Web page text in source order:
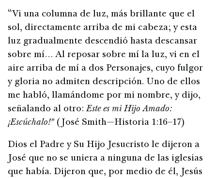
“Vi una columna de luz, más brillante que el
sol, directamente arriba de mi cabeza; y esta
luz gradualmente descendió hasta descansar
sobre mí… Al reposar sobre mí la luz, vi en el
aire arriba de mí a dos Personajes, cuyo fulgor
y gloria no admiten descripción. Uno de ellos
me habló, llamándome por mi nombre, y dijo,
señalando al otro:Este es mi Hijo Amado:
¡Escúchalo!”(José Smith—Historia 1:16–17)
Dios el Padre y Su Hijo Jesucristo le dijeron a
José que no se uniera a ninguna de las iglesias
que había. Dijeron que, por medio de él, Jesús